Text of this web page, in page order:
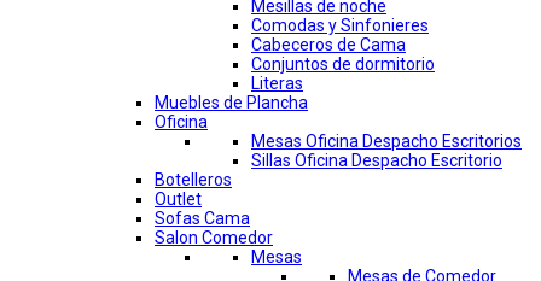
Mesillas de noche
Comodas y Sinfonieres
Cabeceros de Cama
Conjuntos de dormitorio
Literas
Muebles de Plancha
Oficina
Mesas Oficina Despacho Escritorios
Sillas Oficina Despacho Escritorio
Botelleros
Outlet
Sofas Cama
Salon Comedor
Mesas
Mesas de Comedor